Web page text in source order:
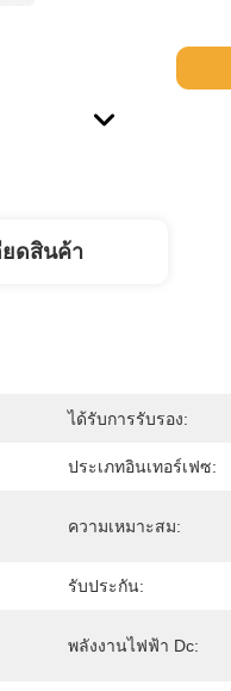
ยดสินค้า
ได้รับการรับรอง:
ประเภทอินเทอร์เฟซ:
ความเหมาะสม:
รับประกัน:
พลังงานไฟฟ้า Dc: